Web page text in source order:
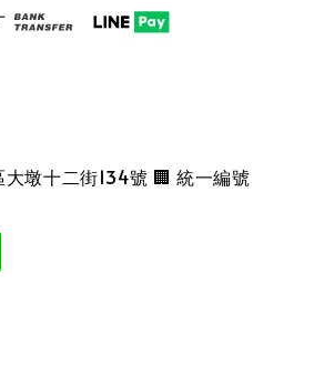
大墩十二街134號 🏢 統一編號